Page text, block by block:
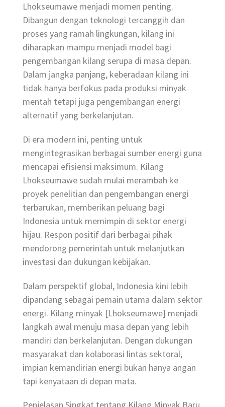
Lhokseumawe menjadi momen penting.
Dibangun dengan teknologi tercanggih dan
proses yang ramah lingkungan, kilang ini
diharapkan mampu menjadi model bagi
pengembangan kilang serupa di masa depan.
Dalam jangka panjang, keberadaan kilang ini
tidak hanya berfokus pada produksi minyak
mentah tetapi juga pengembangan energi
alternatif yang berkelanjutan.
Di era modern ini, penting untuk
mengintegrasikan berbagai sumber energi guna
mencapai efisiensi maksimum. Kilang
Lhokseumawe sudah mulai merambah ke
proyek penelitian dan pengembangan energi
terbarukan, memberikan peluang bagi
Indonesia untuk memimpin di sektor energi
hijau. Respon positif dari berbagai pihak
mendorong pemerintah untuk melanjutkan
investasi dan dukungan kebijakan.
Dalam perspektif global, Indonesia kini lebih
dipandang sebagai pemain utama dalam sektor
energi. Kilang minyak [Lhokseumawe] menjadi
langkah awal menuju masa depan yang lebih
mandiri dan berkelanjutan. Dengan dukungan
masyarakat dan kolaborasi lintas sektoral,
impian kemandirian energi bukan hanya angan
tapi kenyataan di depan mata.